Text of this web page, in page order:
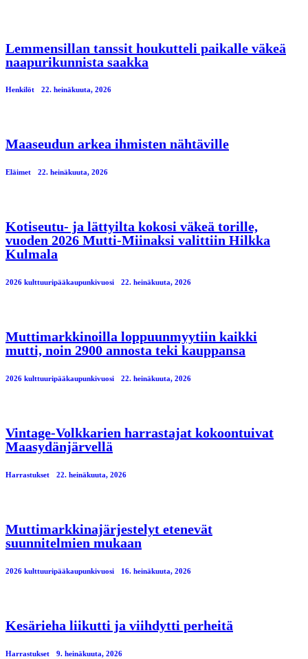
Lemmensillan tanssit houkutteli paikalle väkeä
naapurikunnista saakka
Henkilöt 22. heinäkuuta, 2026
Maaseudun arkea ihmisten nähtäville
Eläimet 22. heinäkuuta, 2026
Kotiseutu- ja lättyilta kokosi väkeä torille,
vuoden 2026 Mutti-Miinaksi valittiin Hilkka
Kulmala
2026 kulttuuripääkaupunkivuosi 22. heinäkuuta, 2026
Muttimarkkinoilla loppuunmyytiin kaikki
mutti, noin 2900 annosta teki kauppansa
2026 kulttuuripääkaupunkivuosi 22. heinäkuuta, 2026
Vintage-Volkkarien harrastajat kokoontuivat
Maasydänjärvellä
Harrastukset 22. heinäkuuta, 2026
Muttimarkkinajärjestelyt etenevät
suunnitelmien mukaan
2026 kulttuuripääkaupunkivuosi 16. heinäkuuta, 2026
Kesärieha liikutti ja viihdytti perheitä
Harrastukset 9. heinäkuuta, 2026